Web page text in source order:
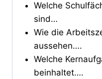
Welche
sind…
Wie die
aussehen….
Welche
beinhaltet….